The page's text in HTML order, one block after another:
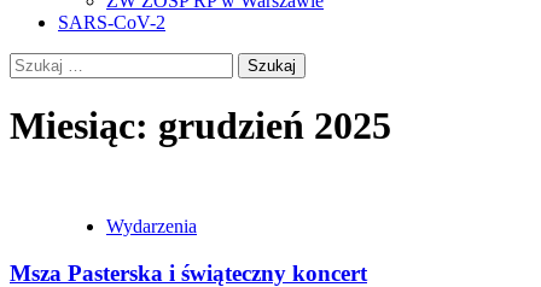
SARS-CoV-2
Szukaj:
Miesiąc: grudzień 2025
Wydarzenia
Msza Pasterska i świąteczny koncert